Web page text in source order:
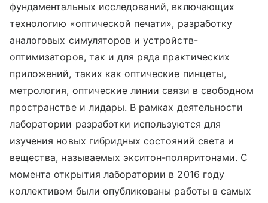
фундаментальных исследований, включающих
технологию «оптической печати», разработку
аналоговых симуляторов и устройств-
оптимизаторов, так и для ряда практических
приложений, таких как оптические пинцеты,
метрология, оптические линии связи в свободном
пространстве и лидары. В рамках деятельности
лаборатории разработки используются для
изучения новых гибридных состояний света и
вещества, называемых экситон-поляритонами. С
момента открытия лаборатории в 2016 году
коллективом были опубликованы работы в самых